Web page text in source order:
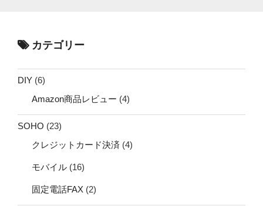
カテゴリー
DIY (6)
Amazon商品レビュー (4)
SOHO (23)
クレジットカード決済 (4)
モバイル (16)
固定電話FAX (2)